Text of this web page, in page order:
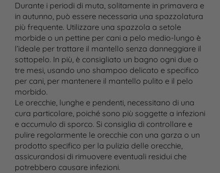
Durante i periodi di muta, solitamente in primavera e
in autunno, può essere necessaria una spazzolatura
più frequente. Utilizzare una spazzola a setole
morbide o un pettine per cani a pelo medio-lungo è
l’ideale per trattare il mantello senza danneggiare il
sottopelo. In più, è consigliato un bagno ogni due o
tre mesi, usando uno shampoo delicato e specifico
per cani, per mantenere il mantello pulito e il pelo
morbido.
Le orecchie, lunghe e pendenti, necessitano di una
cura particolare, poiché sono più soggette a infezioni
e accumulo di sporco. Si consiglia di controllare e
pulire regolarmente le orecchie con una garza o un
prodotto specifico per la pulizia delle orecchie,
assicurandosi di rimuovere eventuali residui che
potrebbero causare infezioni.